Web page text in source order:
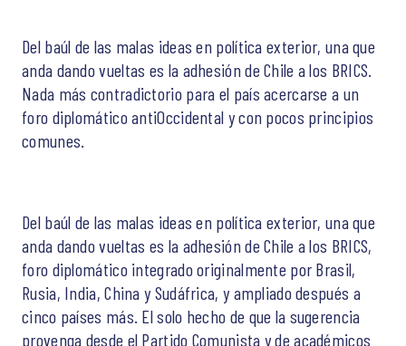
Del baúl de las malas ideas en política exterior, una que
anda dando vueltas es la adhesión de Chile a los BRICS.
Nada más contradictorio para el país acercarse a un
foro diplomático antiOccidental y con pocos principios
comunes.
Del baúl de las malas ideas en política exterior, una que
anda dando vueltas es la adhesión de Chile a los BRICS,
foro diplomático integrado originalmente por Brasil,
Rusia, India, China y Sudáfrica, y ampliado después a
cinco países más. El solo hecho de que la sugerencia
provenga desde el Partido Comunista y de académicos